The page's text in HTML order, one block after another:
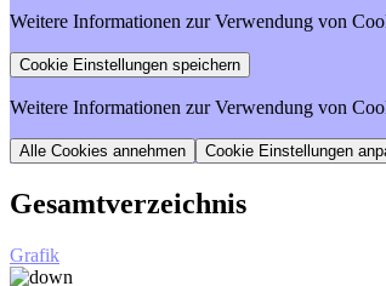
Weitere Informationen zur Verwendung von
Weitere Informationen zur Verwendung von
Cookie Einstellungen
Gesamtverzeichnis
Grafik